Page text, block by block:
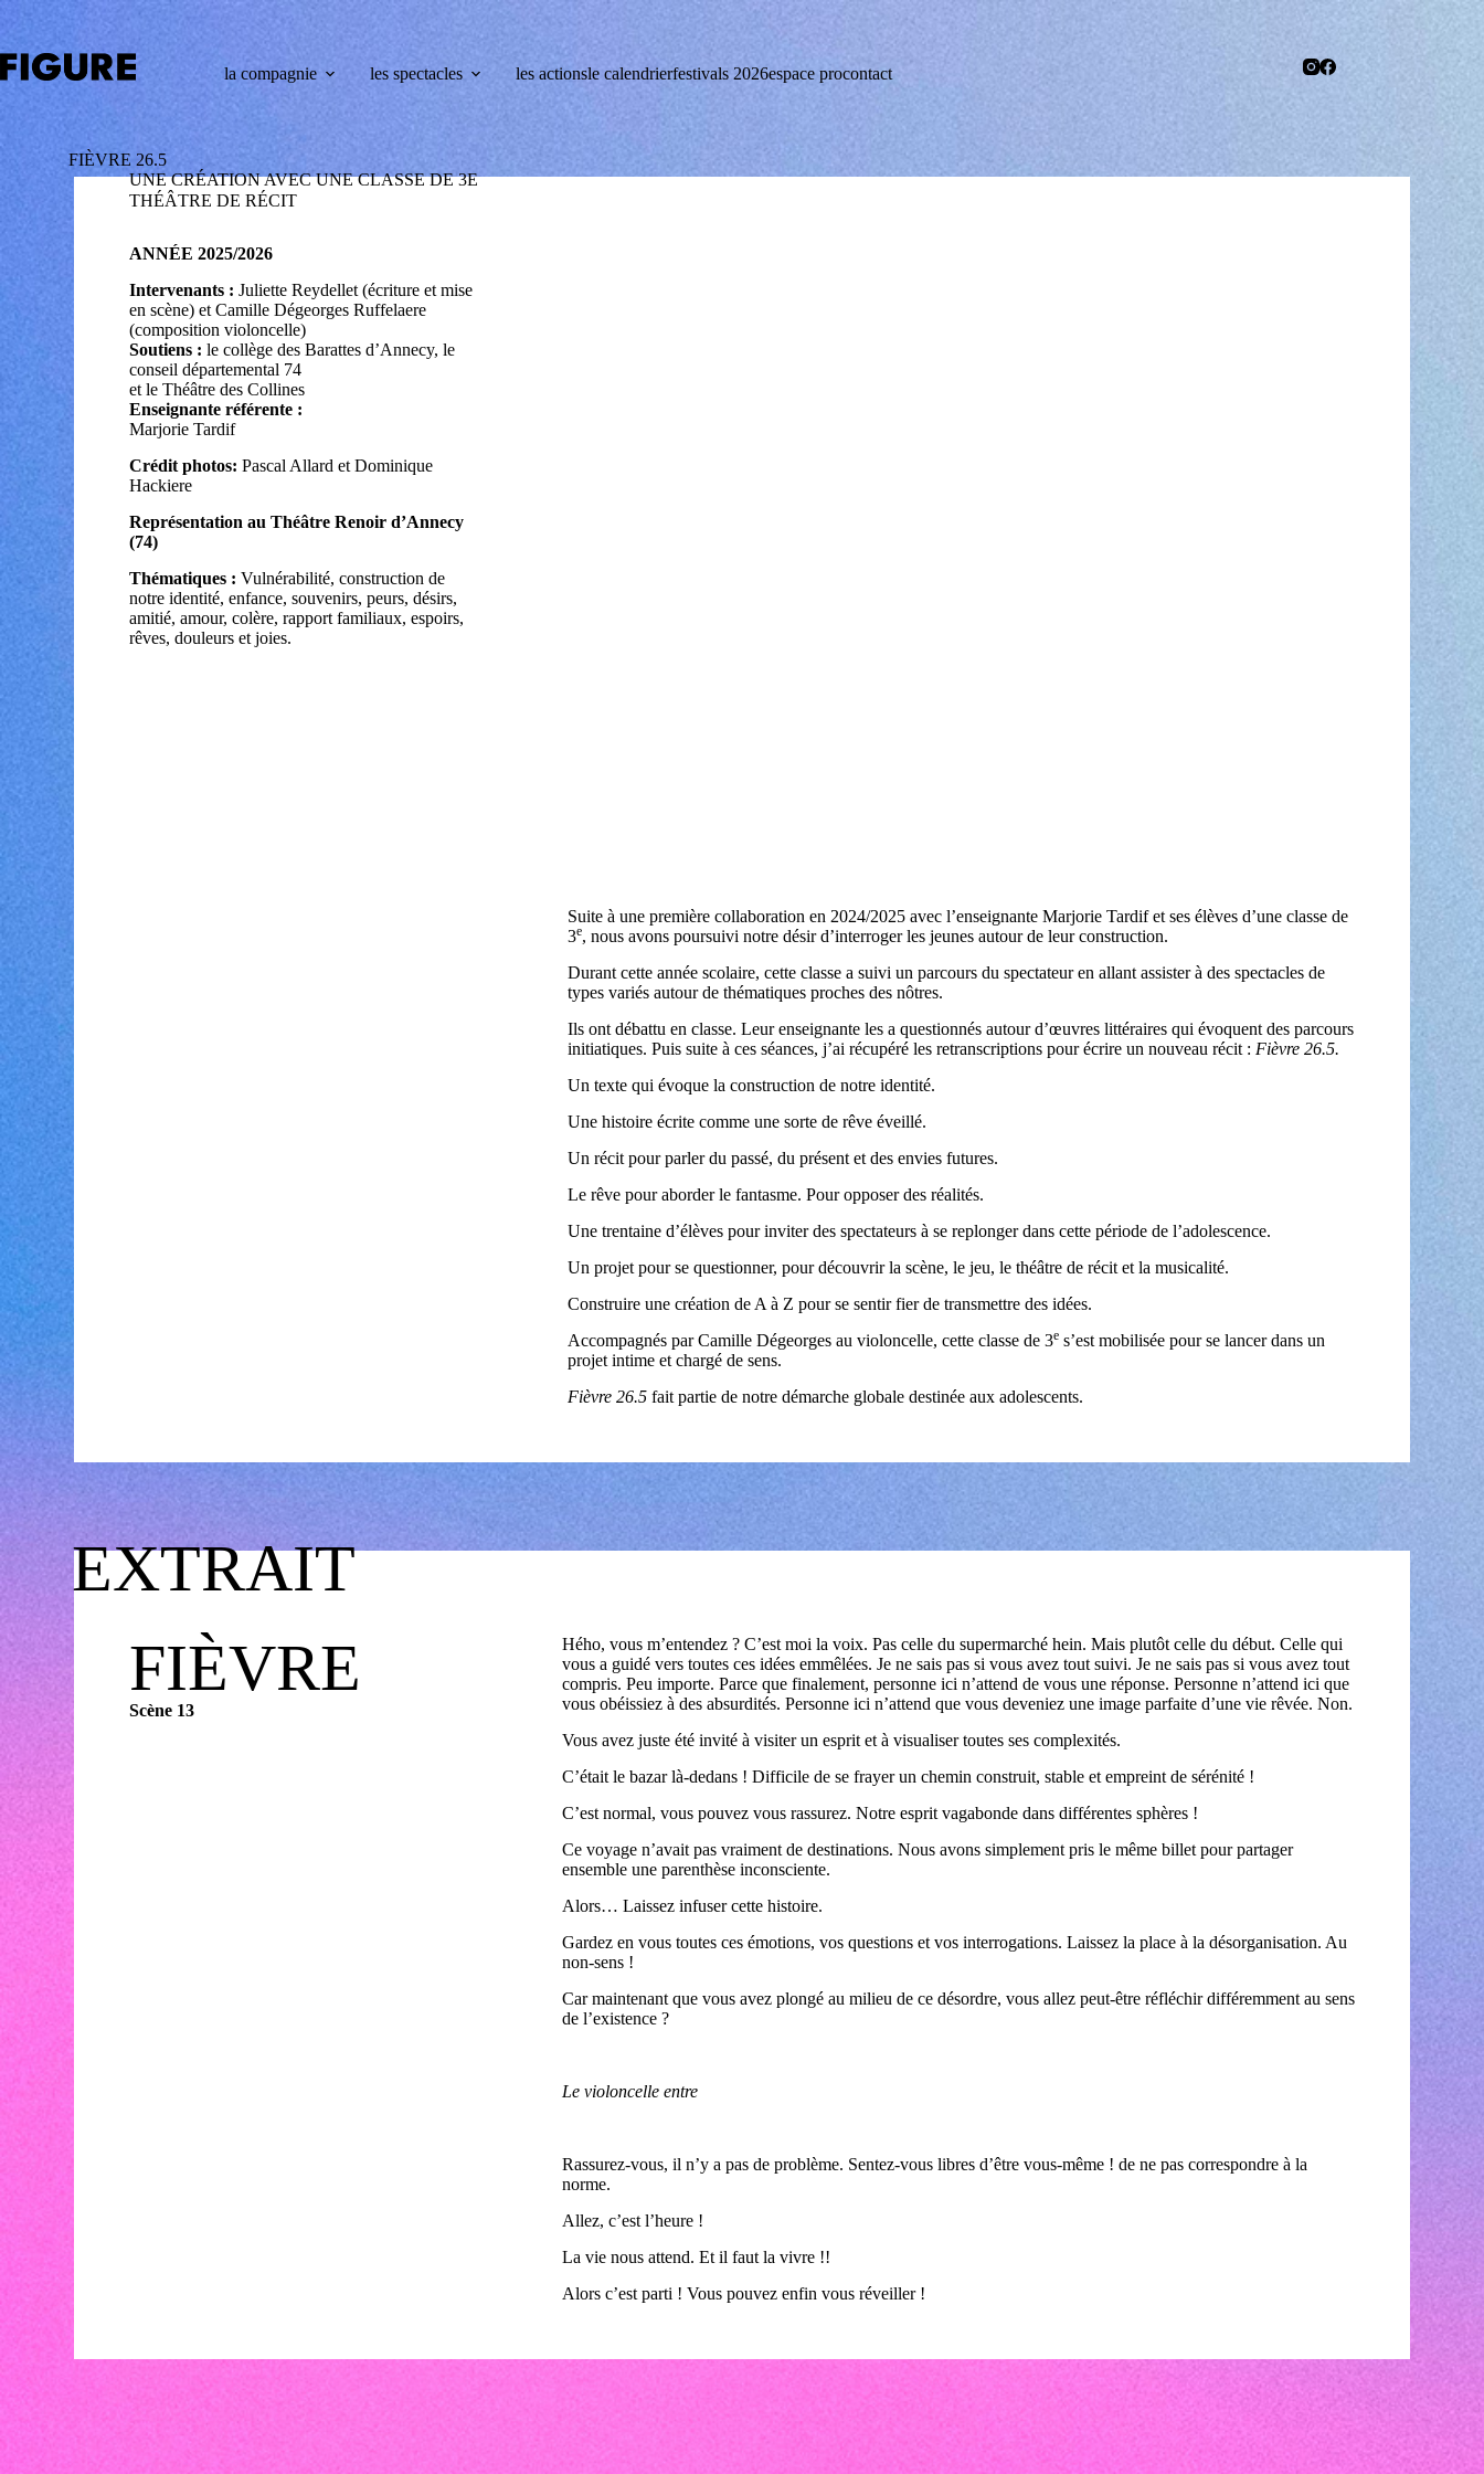
la compagnie les spectacles les actionsle calendrierfestivals 2026espace procontact
FIÈVRE 26.5
UNE CRÉATION AVEC UNE CLASSE DE 3E
THÉÂTRE DE RÉCIT
ANNÉE 2025/2026
Intervenants : Juliette Reydellet (écriture et mise
en scène) et Camille Dégeorges Ruffelaere
(composition violoncelle)
Soutiens : le collège des Barattes d’Annecy, le
conseil départemental 74
et le Théâtre des Collines
Enseignante référente :
Marjorie Tardif
Crédit photos: Pascal Allard et Dominique
Hackiere
Représentation au Théâtre Renoir d’Annecy
(74)
Thématiques : Vulnérabilité, construction de
notre identité, enfance, souvenirs, peurs, désirs,
amitié, amour, colère, rapport familiaux, espoirs,
rêves, douleurs et joies.
Suite à une première collaboration en 2024/2025 avec l’enseignante Marjorie Tardif et ses élèves d’une classe de
3e, nous avons poursuivi notre désir d’interroger les jeunes autour de leur construction.
Durant cette année scolaire, cette classe a suivi un parcours du spectateur en allant assister à des spectacles de
types variés autour de thématiques proches des nôtres.
Ils ont débattu en classe. Leur enseignante les a questionnés autour d’œuvres littéraires qui évoquent des parcours
initiatiques. Puis suite à ces séances, j’ai récupéré les retranscriptions pour écrire un nouveau récit : Fièvre 26.5.
Un texte qui évoque la construction de notre identité.
Une histoire écrite comme une sorte de rêve éveillé.
Un récit pour parler du passé, du présent et des envies futures.
Le rêve pour aborder le fantasme. Pour opposer des réalités.
Une trentaine d’élèves pour inviter des spectateurs à se replonger dans cette période de l’adolescence.
Un projet pour se questionner, pour découvrir la scène, le jeu, le théâtre de récit et la musicalité.
Construire une création de A à Z pour se sentir fier de transmettre des idées.
Accompagnés par Camille Dégeorges au violoncelle, cette classe de 3e s’est mobilisée pour se lancer dans un
projet intime et chargé de sens.
Fièvre 26.5 fait partie de notre démarche globale destinée aux adolescents.
EXTRAIT
FIÈVRE
Scène 13
Hého, vous m’entendez ? C’est moi la voix. Pas celle du supermarché hein. Mais plutôt celle du début. Celle qui
vous a guidé vers toutes ces idées emmêlées. Je ne sais pas si vous avez tout suivi. Je ne sais pas si vous avez tout
compris. Peu importe. Parce que finalement, personne ici n’attend de vous une réponse. Personne n’attend ici que
vous obéissiez à des absurdités. Personne ici n’attend que vous deveniez une image parfaite d’une vie rêvée. Non.
Vous avez juste été invité à visiter un esprit et à visualiser toutes ses complexités.
C’était le bazar là-dedans ! Difficile de se frayer un chemin construit, stable et empreint de sérénité !
C’est normal, vous pouvez vous rassurez. Notre esprit vagabonde dans différentes sphères !
Ce voyage n’avait pas vraiment de destinations. Nous avons simplement pris le même billet pour partager
ensemble une parenthèse inconsciente.
Alors… Laissez infuser cette histoire.
Gardez en vous toutes ces émotions, vos questions et vos interrogations. Laissez la place à la désorganisation. Au
non-sens !
Car maintenant que vous avez plongé au milieu de ce désordre, vous allez peut-être réfléchir différemment au sens
de l’existence ?
Le violoncelle entre
Rassurez-vous, il n’y a pas de problème. Sentez-vous libres d’être vous-même ! de ne pas correspondre à la
norme.
Allez, c’est l’heure !
La vie nous attend. Et il faut la vivre !!
Alors c’est parti ! Vous pouvez enfin vous réveiller !